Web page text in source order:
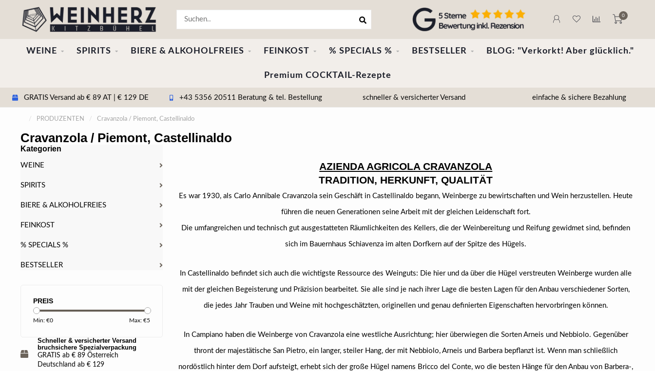
0
WEINE SPIRITS BIERE & ALKOHOLFREIES FEINKOST % SPECIALS % BESTSELLER BLOG: "Verkorkt! Aber glücklich."
Premium COCKTAIL-Rezepte
GRATIS Versand ab € 89 AT | € 129 DE +43 5356 20511 Beratung & tel. Bestellung schneller & versicherter Versand einfache & sichere Bezahlung
/ PRODUZENTEN / Cravanzola / Piemont, Castellinaldo
Cravanzola / Piemont, Castellinaldo
PREIS
Min: €0 Max: €5
Kategorien
WEINE
SPIRITS
BIERE & ALKOHOLFREIES
FEINKOST
% SPECIALS %
BESTSELLER
Schneller & versicherter Versand
bruchsichere Spezialverpackung
GRATIS ab € 89 Österreich
Deutschland ab € 129
AZIENDA AGRICOLA CRAVANZOLA
TRADITION, HERKUNFT, QUALITÄT
Es war 1930, als Carlo Annibale Cravanzola sein Geschäft in Castellinaldo begann, Weinberge zu bewirtschaften und Wein herzustellen. Heute
führen die neuen Generationen seine Arbeit mit der gleichen Leidenschaft fort.
Die umfangreichen und technisch gut ausgestatteten Räumlichkeiten des Kellers, die der Weinbereitung und Reifung gewidmet sind, befinden
sich im Bauernhaus Schiavenza im alten Dorfkern auf der Spitze des Hügels.
In Castellinaldo befindet sich auch die wichtigste Ressource des Weinguts: Die hier und da über die Hügel verstreuten Weinberge wurden alle
mit der gleichen Begeisterung und Präzision bearbeitet. Sie alle sind je nach ihrer Lage die besten Lagen für den Anbau verschiedener Sorten,
die jedes Jahr Trauben und Weine mit hochgeschätzten, originellen und genau definierten Eigenschaften hervorbringen können.
In Campiano haben die Weinberge von Cravanzola eine westliche Ausrichtung; hier überwiegen die Sorten Arneis und Nebbiolo. Gegenüber
thront der majestätische San Pietro, ein langer, steiler Hang, der mit Nebbiolo, Arneis und Barbera bepflanzt ist. Wenn man schließlich
nordöstlich hinter dem Dorf aufsteigt, erhebt sich der große Hügel namens Bricco del Conte, wo die besten Hänge für den Anbau von Barbera-,